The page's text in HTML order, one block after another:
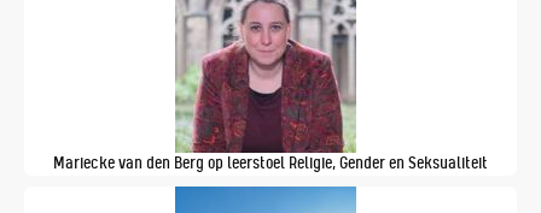
Mariecke van den Berg op leerstoel Religie, Gender en Seksualiteit